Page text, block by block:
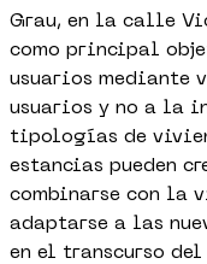
Grau, en la calle
como principal
usuarios mediante
usuarios y no a la
tipologías de
estancias pueden
combinarse con la
adaptarse a las
en el transcurso